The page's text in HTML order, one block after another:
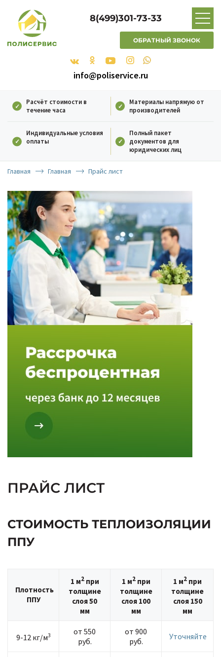
8(499)301-73-33
ОБРАТНЫЙ ЗВОНОК
info@poliservice.ru
Расчёт стоимости в
течение часа
Материалы напрямую от
производителей
Индивидуальные условия
оплаты
Полный пакет
документов для
юридических лиц
Главная Главная Прайс лист
ПРАЙС ЛИСТ
СТОИМОСТЬ ТЕПЛОИЗОЛЯЦИИ
ППУ
Плотность
ППУ
1 м2при
толщине
слоя 50
мм
1 м2при
толщине
слоя 100
мм
1 м2 при
толщине
слоя 150
мм
9-12 кг/м3
от 550
руб.
от 900
руб.
Уточняйте